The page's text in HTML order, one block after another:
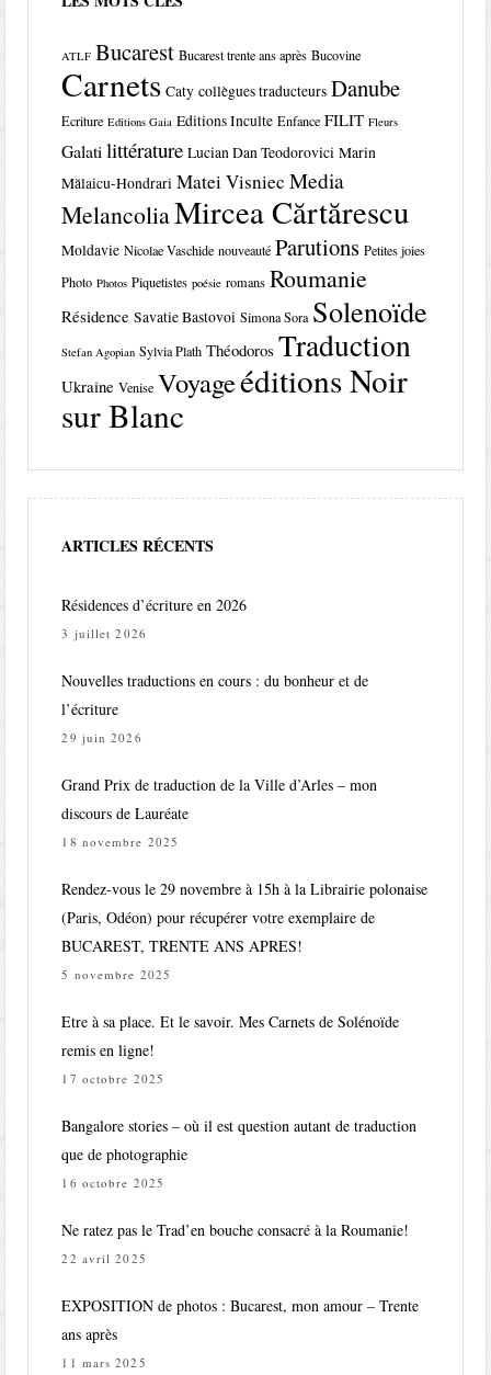
ATLF Bucarest Bucarest trente ans après Bucovine
Carnets Caty collègues traducteurs Danube
Ecriture Editions Gaia Editions Inculte Enfance FILIT Fleurs
Galati littérature Lucian Dan Teodorovici Marin
Mălaicu-Hondrari Matei Visniec Media
MelancoliaMircea Cărtărescu
Moldavie Nicolae Vaschide nouveauté Parutions Petites joies
Photo Photos Piquetistes poésie romans Roumanie
Résidence Savatie Bastovoi Simona Sora Solenoïde
Stefan Agopian Sylvia Plath Théodoros Traduction
Ukraine Venise Voyageéditions Noir
sur Blanc
ARTICLES RÉCENTS
Résidences d’écriture en 2026
3 juillet 2026
Nouvelles traductions en cours : du bonheur et de
l’écriture
29 juin 2026
Grand Prix de traduction de la Ville d’Arles – mon
discours de Lauréate
18 novembre 2025
Rendez-vous le 29 novembre à 15h à la Librairie polonaise
(Paris, Odéon) pour récupérer votre exemplaire de
BUCAREST, TRENTE ANS APRES!
5 novembre 2025
Etre à sa place. Et le savoir. Mes Carnets de Solénoïde
remis en ligne!
17 octobre 2025
Bangalore stories – où il est question autant de traduction
que de photographie
16 octobre 2025
Ne ratez pas le Trad’en bouche consacré à la Roumanie!
22 avril 2025
EXPOSITION de photos : Bucarest, mon amour – Trente
ans après
11 mars 2025